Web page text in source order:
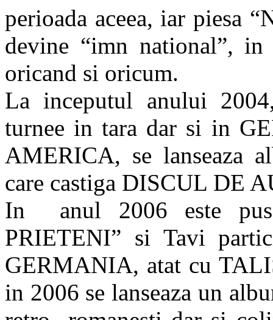
perioada aceea, iar piesa
devine “imn national”, in
oricand si oricum.
La inceputul anului
turnee in tara dar si in
AMERICA, se lanseaza
care castiga DISCUL DE
In anul 2006 este pus
PRIETENI” si Tavi
GERMANIA, atat cu
in 2006 se lanseaza un